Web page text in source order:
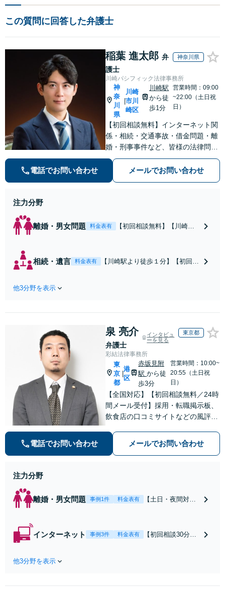
この質問に回答した弁護士
稲葉 進太郎 弁
護士
神奈川県
川崎パシフィック法律事務所
神
奈
川
県
川崎
市川
崎区
川崎駅
から徒
歩1分
営業時間：09:00
~22:00（土日祝
日）
【初回相談無料】インターネット関
係・相続・交通事故・借金問題・離
婚・刑事事件など、皆様の法律問題
を解決すべく、親身になって取り組
みます。クチコミ・リピーターの方
も多数。お気軽にお問い合わせ下さ
電話でお問い合わせ メールでお問い合わせ
注力分野
離婚・男女問題 料金表有
【初回相談無料】【川崎駅
割・婚姻費用・養育費・財
相続・遺言 料金表有
【川崎駅より徒歩１分】【初回相
スを目指しております。
他3分野を表示
泉 亮介
弁護士
インタビュ
ーを見る
東京都
彩結法律事務所
東
京
都
港
区
赤坂見附
駅 から徒
歩3分
営業時間：10:00~
20:55（土日祝
日）
【全国対応】【初回相談無料／24時
間メール受付】採用・転職掲示板、
飲食店の口コミサイトなどの風評被
の種類を問わず相談可。可能な限り
早期対応で駆けつけサポート【労
電話でお問い合わせ メールでお問い合わせ
注力分野
離婚・男女問題 事例1件 料金表有
【土日・夜間対応
れたら、サインす
インターネット 事例3件 料金表有
【初回相談30分無
報開示請求をおこ
他3分野を表示